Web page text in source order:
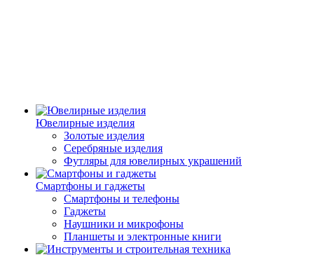
Ювелирные изделия
Золотые изделия
Серебряные изделия
Футляры для ювелирных украшений
Смартфоны и гаджеты
Смартфоны и телефоны
Гаджеты
Наушники и микрофоны
Планшеты и электронные книги